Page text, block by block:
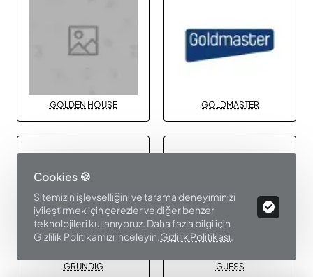
Cookies 🍪
Sitemizin işlevselliğini ve tarama deneyiminizi
iyileştirmek için çerezler ve diğer benzer
teknolojileri kullanıyoruz. Daha fazla bilgi için
Gizlilik Politikamızı inceleyin.Gizlilik Politikası.
GOLDEN HOUSE GOLDMASTER
GRUNDIG GUESS